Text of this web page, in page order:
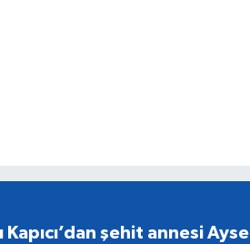
şehit annesi Aysel